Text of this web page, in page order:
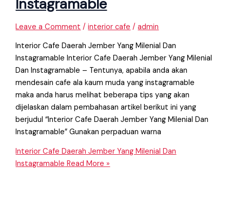
Instagramable
Leave a Comment /interior cafe /admin
Interior Cafe Daerah Jember Yang Milenial Dan
Instagramable Interior Cafe Daerah Jember Yang Milenial
Dan Instagramable – Tentunya, apabila anda akan
mendesain cafe ala kaum muda yang instagramable
maka anda harus melihat beberapa tips yang akan
dijelaskan dalam pembahasan artikel berikut ini yang
berjudul “Interior Cafe Daerah Jember Yang Milenial Dan
Instagramable” Gunakan perpaduan warna
Interior Cafe Daerah Jember Yang Milenial Dan
Instagramable Read More »